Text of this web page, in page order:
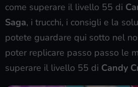
come superare il livello 55 di
Saga, i trucchi, i consigli e la
potete guardare qui sotto nel
poter replicare passo passo le
superare il livello 55 di Candy